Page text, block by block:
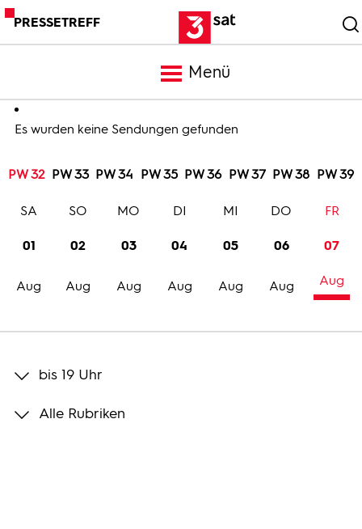
PRESSETREFF
Menü
Meldungen
Programm
Trailer
Bilder
Es wurden keine Sendungen gefunden
PW 32 PW 33 PW 34 PW 35 PW 36 PW 37 PW 38 PW 39
01
Aug
SA
02
Aug
SO
03
Aug
MO
04
Aug
DI
05
Aug
MI
06
Aug
DO
07
Aug
FR
bis 19 Uhr
Alle Rubriken